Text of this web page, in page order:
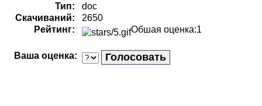
Тип:
doc
Скачиваний:
2650
Рейтинг:
Обшая оценка:1
Ваша оценка: